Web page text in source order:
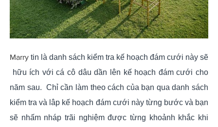
Marry tin là danh sách kiểm tra kế hoạch đám cưới này sẽ
hữu ích với cá cô dâu dần lên kế hoạch đám cưới cho
năm sau. Chỉ cần làm theo cách của bạn qua danh sách
kiểm tra và lâp kế hoạch đám cưới này từng bước và bạn
sẽ nhấm nháp trãi nghiệm được từng khoảnh khắc khi